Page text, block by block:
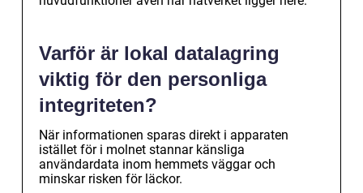
Varför är lokal datalagring
viktig för den personliga
integriteten?
När informationen sparas direkt i apparaten
istället för i molnet stannar känsliga
användardata inom hemmets väggar och
minskar risken för läckor.